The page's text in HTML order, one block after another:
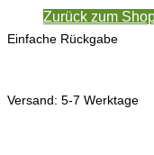
Zurück zum
Einfache Rückgabe
Versand: 5-7 Werktage